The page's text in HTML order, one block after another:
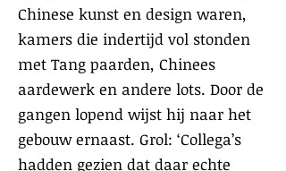
Chinese kunst en design waren,
kamers die indertijd vol stonden
met Tang paarden, Chinees
aardewerk en andere lots. Door de
gangen lopend wijst hij naar het
gebouw ernaast. Grol: ‘Collega’s
hadden gezien dat daar echte